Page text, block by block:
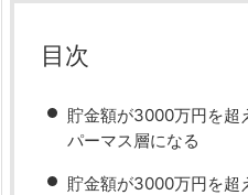
目次
貯金額が3000万円を
パーマス層になる
貯金額が3000万円を